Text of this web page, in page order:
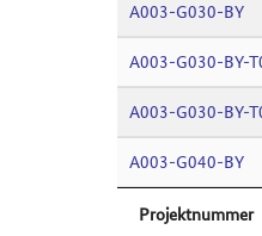
Projektnummer
A003-G030-BY
A003-G030-BY-
A003-G030-BY-
A003-G040-BY